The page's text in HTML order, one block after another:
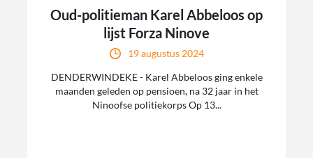
Oud-politieman Karel Abbeloos op
lijst Forza Ninove
19 augustus 2024
DENDERWINDEKE - Karel Abbeloos ging enkele
maanden geleden op pensioen, na 32 jaar in het
Ninoofse politiekorps Op 13...